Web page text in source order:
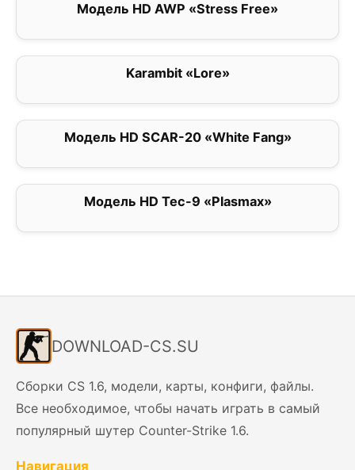
Модель HD AWP «Stress Free»
Karambit «Lore»
Модель HD SCAR-20 «White Fang»
Модель HD Tec-9 «Plasmax»
DOWNLOAD-CS.SU
Сборки CS 1.6, модели, карты, конфиги, файлы.
Все необходимое, чтобы начать играть в самый
популярный шутер Counter-Strike 1.6.
Навигация